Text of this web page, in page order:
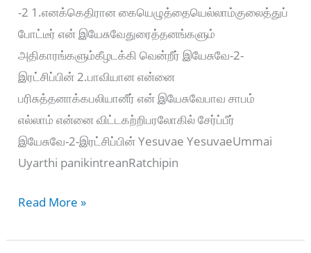
-2 1.எனக்கெதிரான கையெழுத்தையெல்லாம்குலைத்துப்
போட்டீர் என் இயேசுவேதுரைத்தனங்களும்
அதிகாரங்களும்கீழடக்கி வென்றீர் இயேசுவே-2-
இரட்சிப்பின் 2.பாவியான என்னை
பரிசுத்தனாக்கபலியானீர் என் இயேசுவேபாவ சாபம்
எல்லாம் என்னை விட்டகற்றிபரலோகில் சேர்ப்பீர்
இயேசுவே-2-இரட்சிப்பின் Yesuvae YesuvaeUmmai
Uyarthi panikintreanRatchipin
இரட்சிப்பின்
–
Read More »